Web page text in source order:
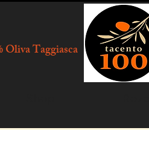
Oliva Taggiasca